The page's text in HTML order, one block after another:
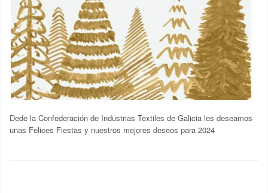
Dede la Confederación de Industrias Textiles de Galicia les deseamos
unas Felices Fiestas y nuestros mejores deseos para 2024